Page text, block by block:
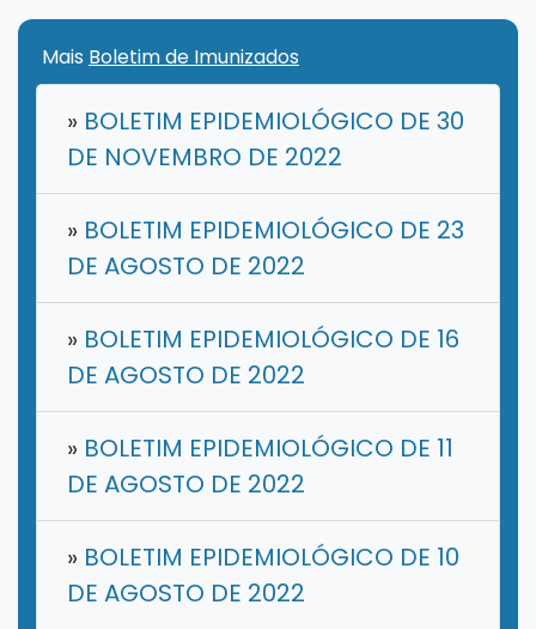
Mais Boletim de Imunizados
» BOLETIM EPIDEMIOLÓGICO DE 30
DE NOVEMBRO DE 2022
» BOLETIM EPIDEMIOLÓGICO DE 23
DE AGOSTO DE 2022
» BOLETIM EPIDEMIOLÓGICO DE 16
DE AGOSTO DE 2022
» BOLETIM EPIDEMIOLÓGICO DE 11
DE AGOSTO DE 2022
» BOLETIM EPIDEMIOLÓGICO DE 10
DE AGOSTO DE 2022